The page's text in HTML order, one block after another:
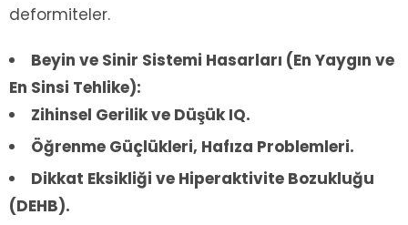
deformiteler.
Beyin ve Sinir Sistemi Hasarları (En Yaygın ve
En Sinsi Tehlike):
Zihinsel Gerilik ve Düşük IQ.
Öğrenme Güçlükleri, Hafıza Problemleri.
Dikkat Eksikliği ve Hiperaktivite Bozukluğu
(DEHB).